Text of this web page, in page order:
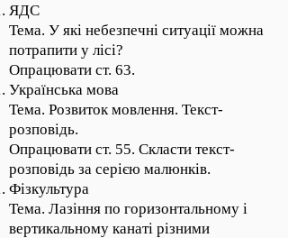
ЯДС
Тема. У які небезпечні ситуації можна
потрапити у лісі?
Опрацювати ст. 63.
Українська мова
Тема. Розвиток мовлення. Текст-
розповідь.
Опрацювати ст. 55. Скласти текст-
розповідь за серією малюнків.
Фізкультура
Тема. Лазіння по горизонтальному і
вертикальному канаті різними